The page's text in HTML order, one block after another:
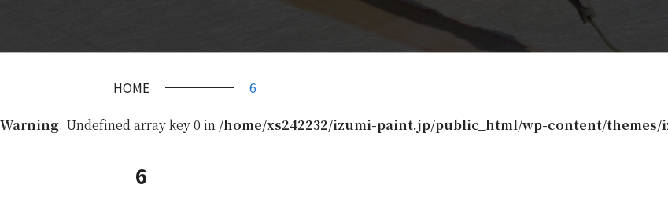
HOME 6
Warning: Undefined array key 0 in /home/xs242232/izumi-paint.jp/public_html/wp-content/
6